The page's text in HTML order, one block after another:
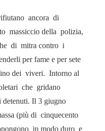
ancora di
massiccio della polizia,
di mitra contro i
per fame e per sete
dei viveri. Intorno al
che gridano
Il 3 giugno
(più di cinquecento
in modo duro e